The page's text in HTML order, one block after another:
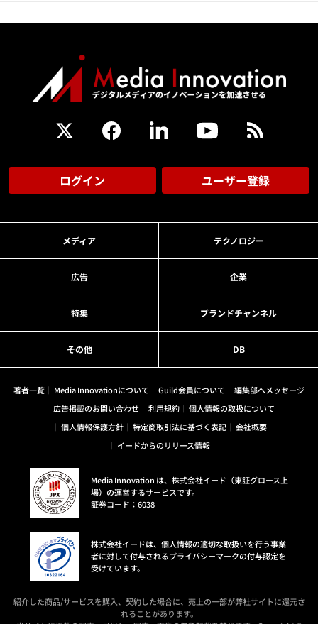
ログイン ユーザー登録
メディア テクノロジー
広告 企業
特集 ブランドチャンネル
その他 DB
著者一覧 Media Innovationについて Guild会員について
編集部へメッセージ
広告掲載のお問い合わせ
利用規約
個人情報の取扱について
個人情報保護方針
特定商取引法に基づく表記
会社概要
イードからのリリース情報
Media Innovation は、株式会社イード（東証グロース上
場）の運営するサービスです。
証券コード：6038
株式会社イードは、個人情報の適切な取扱いを行う事業
者に対して付与されるプライバシーマークの付与認定を
受けています。
紹介した商品/サービスを購入、契約した場合に、売上の一部が弊社サイトに還元さ
れることがあります。